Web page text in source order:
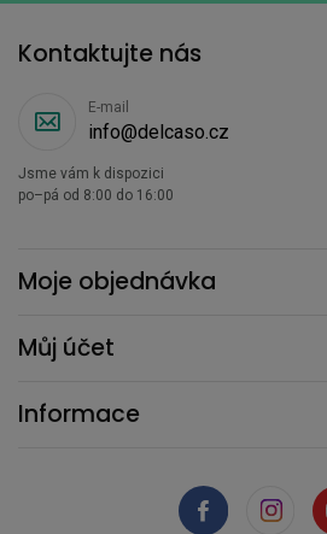
Moje objednávka
Můj účet
Informace
Kontaktujte nás
E-mail
info@delcaso.cz
Jsme vám k dispozici
po–pá od 8:00 do 16:00